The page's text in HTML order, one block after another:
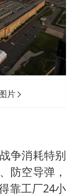
片
争消耗特别
防空导弹，
靠工厂24小